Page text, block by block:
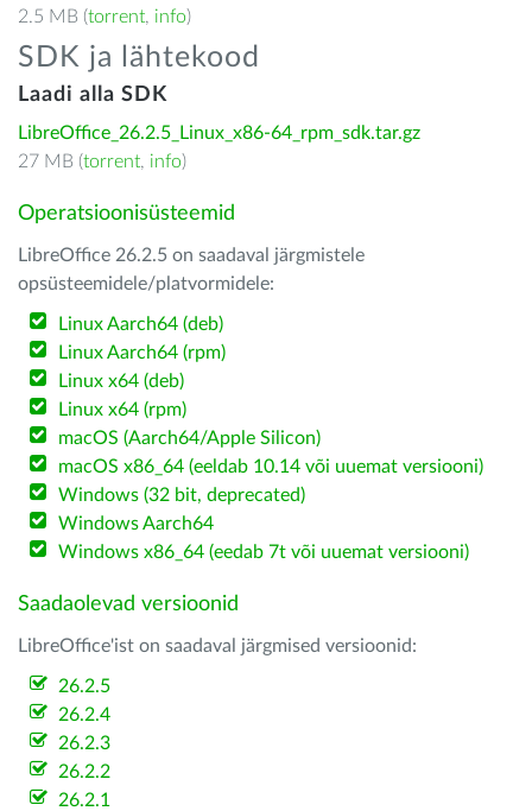
2.5 MB (torrent, info)
SDK ja lähtekood
Laadi alla SDK
LibreOffice_26.2.5_Linux_x86-64_rpm_sdk.tar.gz
27 MB (torrent, info)
Operatsioonisüsteemid
LibreOffice 26.2.5 on saadaval järgmistele
opsüsteemidele/platvormidele:
Linux Aarch64 (deb)
Linux Aarch64 (rpm)
Linux x64 (deb)
Linux x64 (rpm)
macOS (Aarch64/Apple Silicon)
macOS x86_64 (eeldab 10.14 või uuemat versiooni)
Windows (32 bit, deprecated)
Windows Aarch64
Windows x86_64 (eedab 7t või uuemat versiooni)
Saadaolevad versioonid
LibreOffice'ist on saadaval järgmised versioonid:
26.2.5
26.2.4
26.2.3
26.2.2
26.2.1